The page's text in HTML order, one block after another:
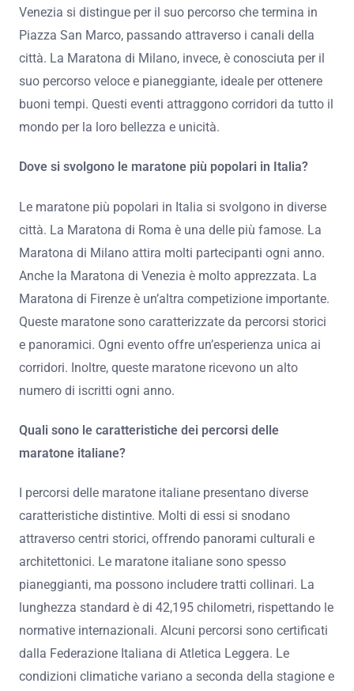
Venezia si distingue per il suo percorso che termina in
Piazza San Marco, passando attraverso i canali della
città. La Maratona di Milano, invece, è conosciuta per il
suo percorso veloce e pianeggiante, ideale per ottenere
buoni tempi. Questi eventi attraggono corridori da tutto il
mondo per la loro bellezza e unicità.
Dove si svolgono le maratone più popolari in Italia?
Le maratone più popolari in Italia si svolgono in diverse
città. La Maratona di Roma è una delle più famose. La
Maratona di Milano attira molti partecipanti ogni anno.
Anche la Maratona di Venezia è molto apprezzata. La
Maratona di Firenze è un’altra competizione importante.
Queste maratone sono caratterizzate da percorsi storici
e panoramici. Ogni evento offre un’esperienza unica ai
corridori. Inoltre, queste maratone ricevono un alto
numero di iscritti ogni anno.
Quali sono le caratteristiche dei percorsi delle
maratone italiane?
I percorsi delle maratone italiane presentano diverse
caratteristiche distintive. Molti di essi si snodano
attraverso centri storici, offrendo panorami culturali e
architettonici. Le maratone italiane sono spesso
pianeggianti, ma possono includere tratti collinari. La
lunghezza standard è di 42,195 chilometri, rispettando le
normative internazionali. Alcuni percorsi sono certificati
dalla Federazione Italiana di Atletica Leggera. Le
condizioni climatiche variano a seconda della stagione e